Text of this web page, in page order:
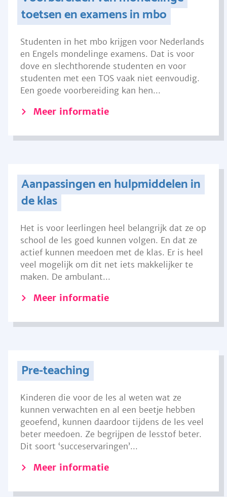
toetsen en examens in mbo
Studenten in het mbo krijgen voor Nederlands
en Engels mondelinge examens. Dat is voor
dove en slechthorende studenten en voor
studenten met een TOS vaak niet eenvoudig.
Een goede voorbereiding kan hen...
Meer informatie
Aanpassingen en hulpmiddelen in
de klas
Het is voor leerlingen heel belangrijk dat ze op
school de les goed kunnen volgen. En dat ze
actief kunnen meedoen met de klas. Er is heel
veel mogelijk om dit net iets makkelijker te
maken. De ambulant...
Meer informatie
Pre-teaching
Kinderen die voor de les al weten wat ze
kunnen verwachten en al een beetje hebben
geoefend, kunnen daardoor tijdens de les veel
beter meedoen. Ze begrijpen de lesstof beter.
Dit soort ‘succeservaringen’...
Meer informatie